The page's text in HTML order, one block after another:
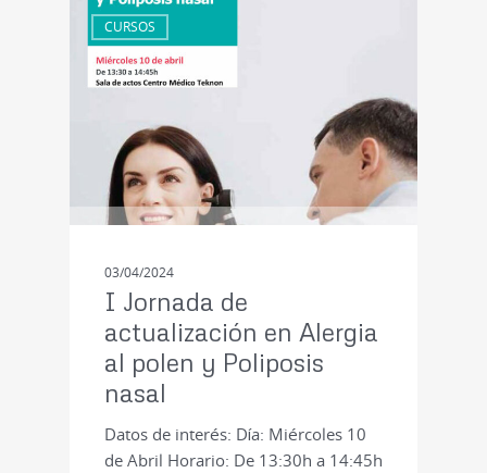
CURSOS
03/04/2024
I Jornada de
actualización en Alergia
al polen y Poliposis
nasal
Datos de interés: Día: Miércoles 10
de Abril Horario: De 13:30h a 14:45h